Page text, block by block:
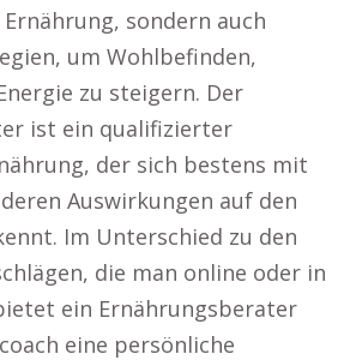
sondern auch
um Wohlbefinden,
zu steigern. Der
ist ein qualifizierter
der sich bestens mit
Auswirkungen auf den
Im Unterschied zu den
die man online oder in
ein Ernährungsberater
eine persönliche